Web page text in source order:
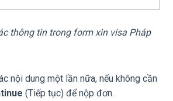
thông tin trong form xin visa Pháp
nội dung một lần nữa, nếu không cần
(Tiếp tục) để nộp đơn.